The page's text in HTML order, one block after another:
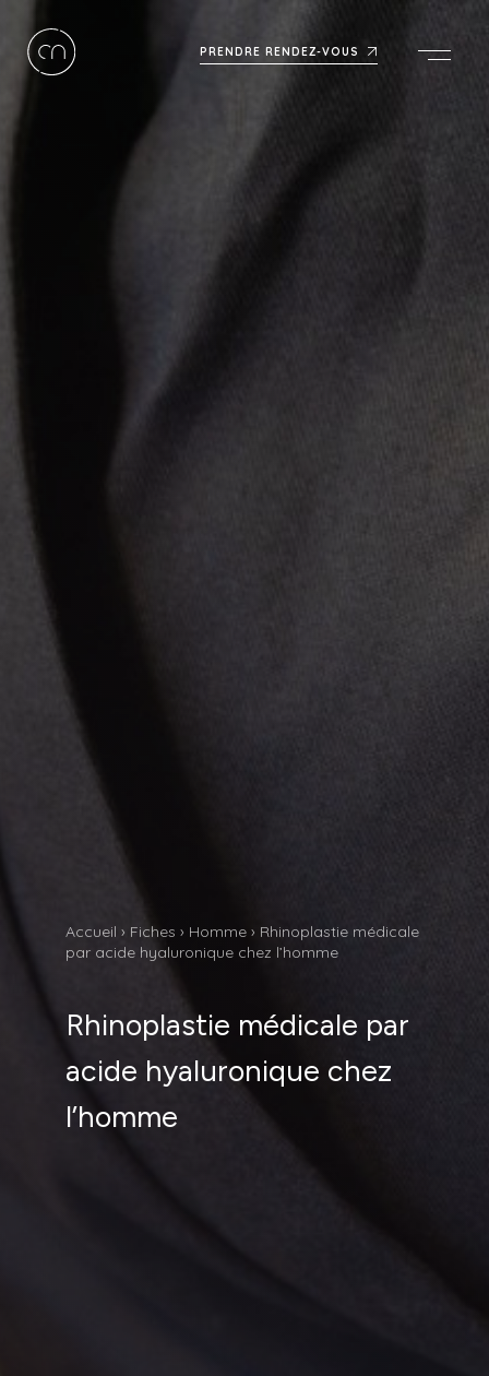
PRENDRE RENDEZ-VOUS
Accueil › Fiches › Homme › Rhinoplastie médicale
par acide hyaluronique chez l’homme
Rhinoplastie médicale par
acide hyaluronique chez
l’homme